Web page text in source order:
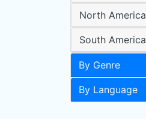
North America
South America
By Genre
By Language